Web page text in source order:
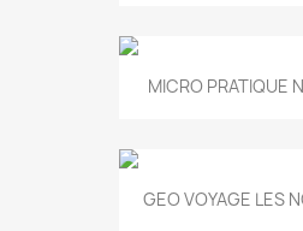
MICRO PRATIQUE
GEO VOYAGE LES